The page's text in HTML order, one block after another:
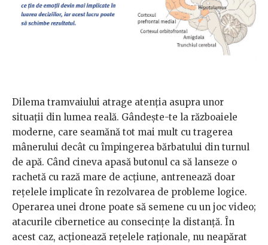
Dilema tramvaiului atrage atenţia asupra unor
situaţii din lumea reală. Gândeşte-te la războaiele
moderne, care seamănă tot mai mult cu tragerea
mânerului decât cu împingerea bărbatului din turnul
de apă. Când cineva apasă butonul ca să lanseze o
rachetă cu rază mare de acţiune, antrenează doar
reţelele implicate în rezolvarea de probleme logice.
Operarea unei drone poate să semene cu un joc video;
atacurile cibernetice au consecinţe la distanţă. În
acest caz, acţionează reţelele raţionale, nu neapărat